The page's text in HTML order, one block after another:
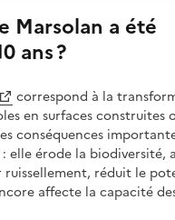
Marsolan a été
ans ?
correspond à la
en surfaces construites
conséquences
elle érode la biodiversité,
réduit le
affecte la capacité